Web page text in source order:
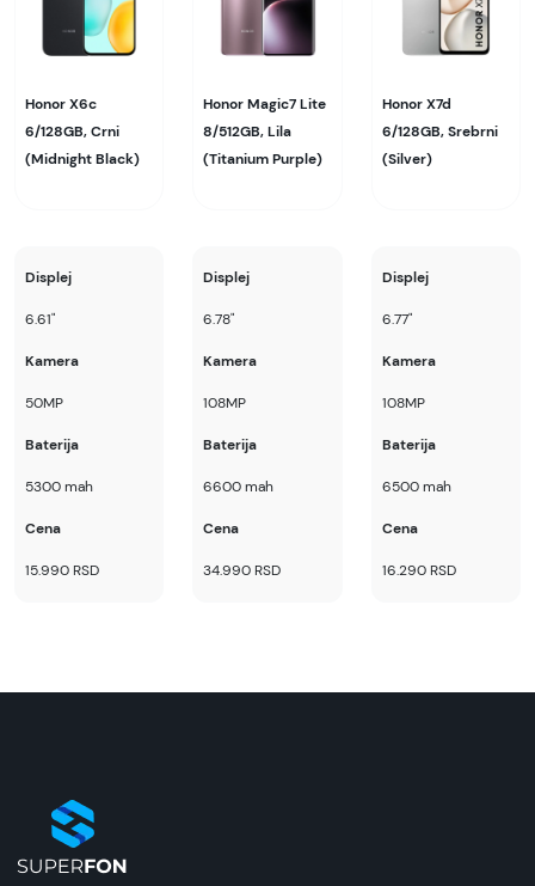
Honor X6c
6/128GB, Crni
(Midnight Black)
Honor Magic7 Lite
8/512GB, Lila
(Titanium Purple)
Honor X7d
6/128GB, Srebrni
(Silver)
Displej
6.61"
Kamera
50MP
Baterija
5300 mah
Cena
15.990 RSD
Displej
6.78"
Kamera
108MP
Baterija
6600 mah
Cena
34.990 RSD
Displej
6.77"
Kamera
108MP
Baterija
6500 mah
Cena
16.290 RSD